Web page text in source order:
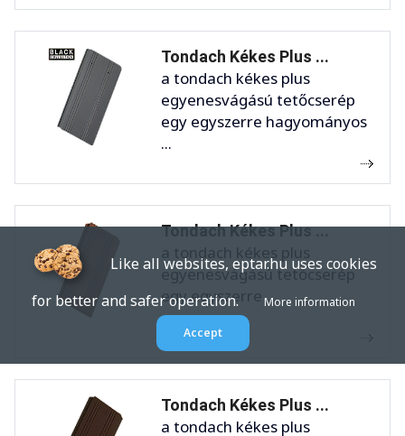
Tondach Kékes Plus ...
a tondach kékes plus
egyenesvágású tetőcserép
egy egyszerre hagyományos
...
Tondach Kékes Plus ...
a tondach kékes plus
egyenesvágású tetőcserép
egy egyszerre ...
Tondach Kékes Plus ...
a tondach kékes plus
Like all websites, eptar.hu uses cookies
for better and safer operation.More information
Accept